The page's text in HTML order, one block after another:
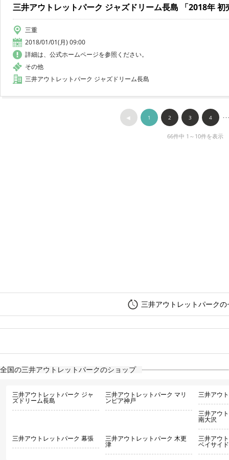
三井アウトレットパーク ジャズドリーム長島 「2018年 初
三重
2018/01/01(月) 09:00
詳細は、公式ホームページを参照ください。
その他
三井アウトレットパーク ジャズドリーム長島
◀︎ 1 2 3 4 ･･
66件中 1～10件を表示
三井アウトレットパーク
全国の三井アウトレットパークのショップ
三井アウトレットパーク ジャ
ズドリーム長島
三井アウトレットパーク マリ
ンピア神戸
三井アウ
三井アウ
南大沢
三井アウトレットパーク 幕張 三井アウトレットパーク 木更
津
三井アウ
ベイサイド